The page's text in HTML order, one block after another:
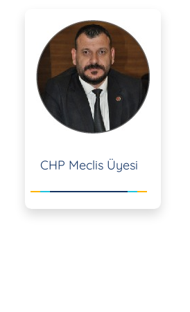
CHP Meclis Üyesi